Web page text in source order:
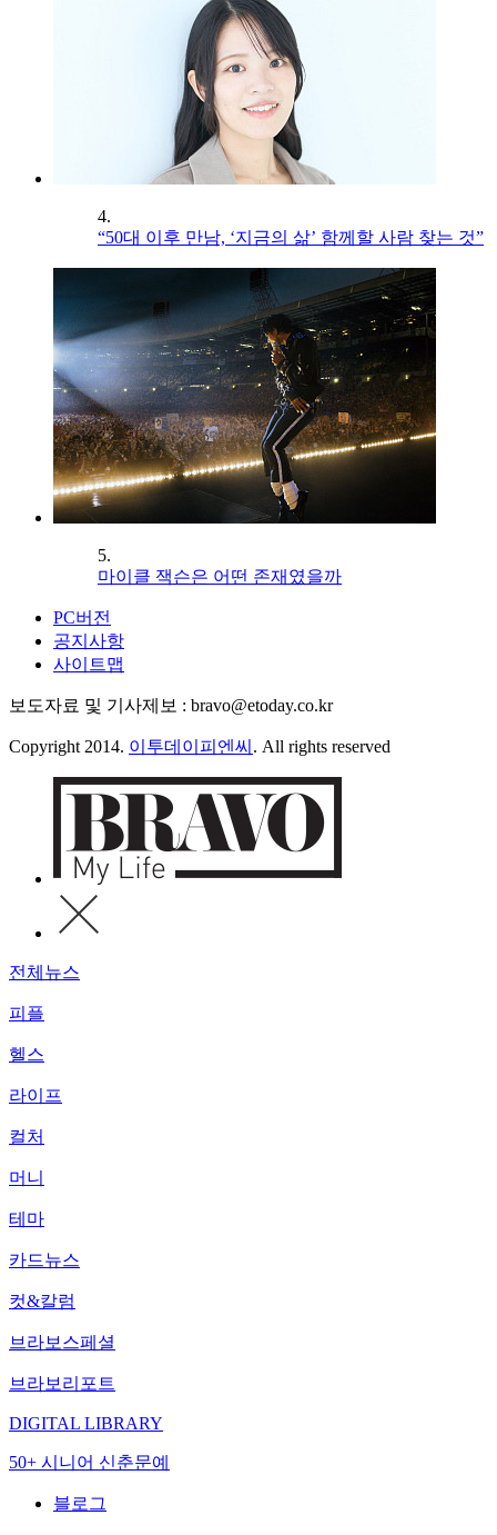
4.
“50대 이후 만남, ‘지금의 삶’ 함께할 사람 찾는 것”
5.
마이클 잭슨은 어떤 존재였을까
PC버전
공지사항
사이트맵
보도자료 및 기사제보 : bravo@etoday.co.kr
Copyright 2014. 이투데이피엔씨 . All rights reserved
전체뉴스
피플
헬스
라이프
컬처
머니
테마
카드뉴스
컷&칼럼
브라보스페셜
브라보리포트
DIGITAL LIBRARY
50+ 시니어 신춘문예
블로그